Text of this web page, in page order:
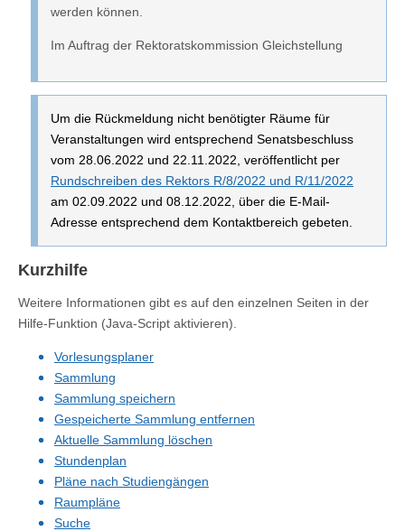
werden können.
Im Auftrag der Rektoratskommission Gleichstellung
Um die Rückmeldung nicht benötigter Räume für
Veranstaltungen wird entsprechend Senatsbeschluss
vom 28.06.2022 und 22.11.2022, veröffentlicht per
Rundschreiben des Rektors R/8/2022 und R/11/2022
am 02.09.2022 und 08.12.2022, über die E-Mail-
Adresse entsprechend dem Kontaktbereich gebeten.
Kurzhilfe
Weitere Informationen gibt es auf den einzelnen Seiten in der
Hilfe-Funktion (Java-Script aktivieren).
Vorlesungsplaner
Sammlung
Sammlung speichern
Gespeicherte Sammlung entfernen
Aktuelle Sammlung löschen
Stundenplan
Pläne nach Studiengängen
Raumpläne
Suche